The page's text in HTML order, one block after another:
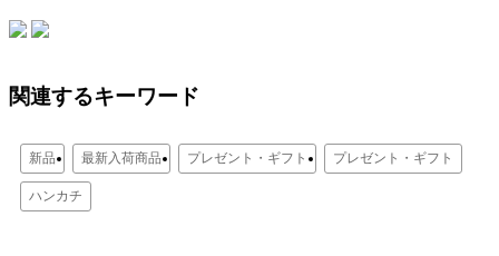
関連するキーワード
新品 最新入荷商品 プレゼント・ギフト プレゼント・ギフト
ハンカチ